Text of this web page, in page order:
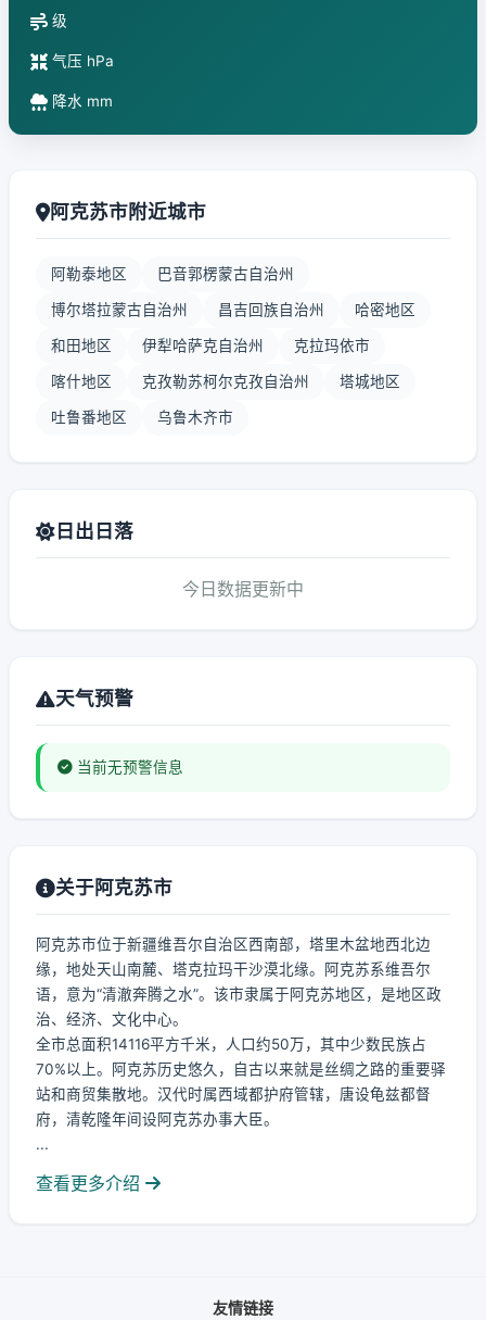
级
气压 hPa
降水 mm
阿克苏市附近城市
阿勒泰地区 巴音郭楞蒙古自治州
博尔塔拉蒙古自治州 昌吉回族自治州 哈密地区
和田地区 伊犁哈萨克自治州 克拉玛依市
喀什地区 克孜勒苏柯尔克孜自治州 塔城地区
吐鲁番地区 乌鲁木齐市
日出日落
今日数据更新中
天气预警
当前无预警信息
关于阿克苏市
阿克苏市位于新疆维吾尔自治区西南部，塔里木盆地西北边
缘，地处天山南麓、塔克拉玛干沙漠北缘。阿克苏系维吾尔
语，意为“清澈奔腾之水”。该市隶属于阿克苏地区，是地区政
治、经济、文化中心。
全市总面积14116平方千米，人口约50万，其中少数民族占
70%以上。阿克苏历史悠久，自古以来就是丝绸之路的重要驿
站和商贸集散地。汉代时属西域都护府管辖，唐设龟兹都督
府，清乾隆年间设阿克苏办事大臣。
...
查看更多介绍
友情链接